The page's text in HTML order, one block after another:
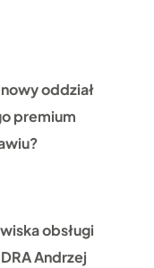
oddział
premium
obsługi
Andrzej